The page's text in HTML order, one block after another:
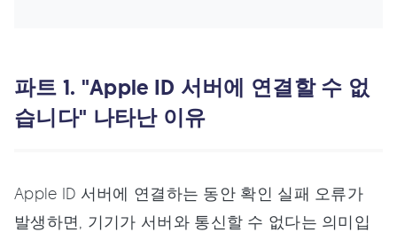
파트 1. "Apple ID 서버에 연결할 수 없
습니다" 나타난 이유
Apple ID 서버에 연결하는 동안 확인 실패 오류가
발생하면, 기기가 서버와 통신할 수 없다는 의미입